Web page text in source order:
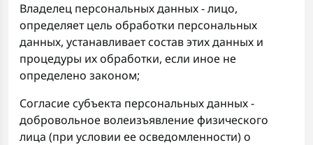
Владелец персональных данных - лицо,
определяет цель обработки персональных
данных, устанавливает состав этих данных и
процедуры их обработки, если иное не
определено законом;
Согласие субъекта персональных данных -
добровольное волеизъявление физического
лица (при условии ее осведомленности) о